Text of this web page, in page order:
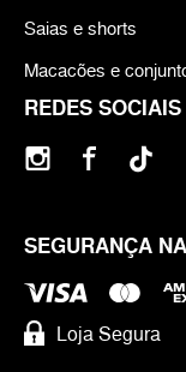
REDES SOCIAIS
SEGURANÇA
Loja Segura
Saias e shorts
Macacões e